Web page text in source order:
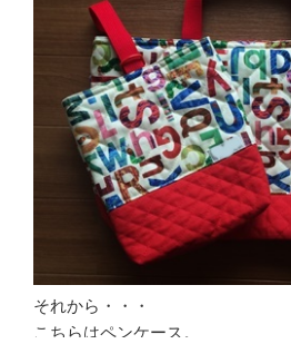
それから・・・
こちらはペンケース。